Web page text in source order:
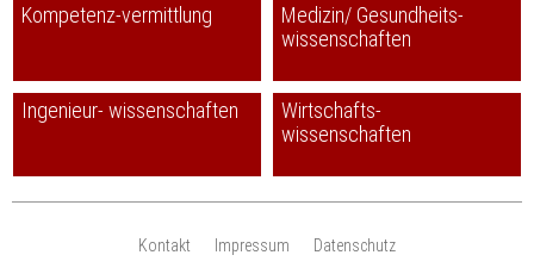
Kompetenz-vermittlung
Medizin/ Gesundheits-
wissenschaften
Ingenieur- wissenschaften
Wirtschafts-
wissenschaften
Kontakt Impressum Datenschutz